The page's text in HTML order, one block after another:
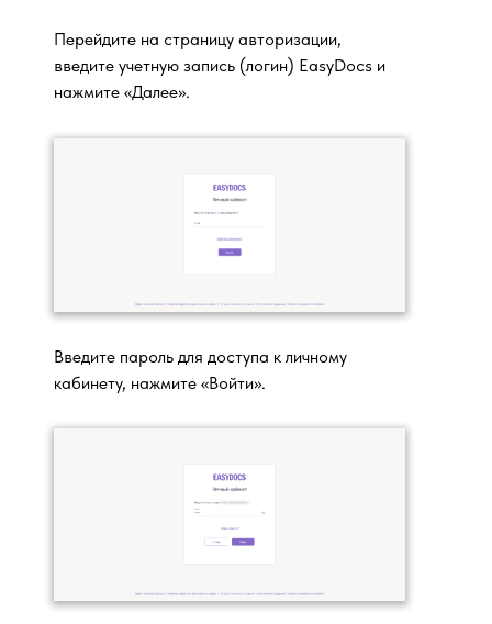
Перейдите на страницу авторизации,
введите учетную запись (логин) EasyDocs и
нажмите «Далее».
Введите пароль для доступа к личному
кабинету, нажмите «Войти».